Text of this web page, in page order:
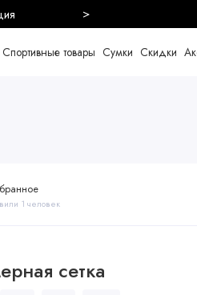
>
Спортивные товары Сумки Скидки
1 человек
сетка